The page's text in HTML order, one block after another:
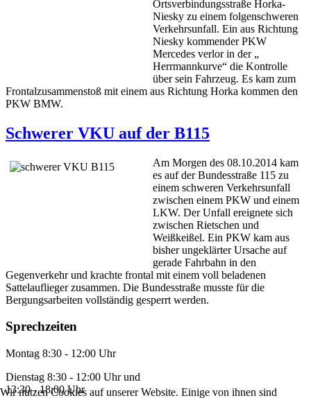
Ortsverbindungsstraße Horka-
Niesky zu einem folgenschweren
Verkehrsunfall. Ein aus Richtung
Niesky kommender PKW
Mercedes verlor in der „
Herrmannkurve“ die Kontrolle
über sein Fahrzeug. Es kam zum
Frontalzusammenstoß mit einem aus Richtung Horka kommen den
PKW BMW.
Schwerer VKU auf der B115
Am Morgen des 08.10.2014 kam
es auf der Bundesstraße 115 zu
einem schweren Verkehrsunfall
zwischen einem PKW und einem
LKW. Der Unfall ereignete sich
zwischen Rietschen und
Weißkeißel. Ein PKW kam aus
bisher ungeklärter Ursache auf
gerade Fahrbahn in den
Gegenverkehr und krachte frontal mit einem voll beladenen
Sattelauflieger zusammen. Die Bundesstraße musste für die
Bergungsarbeiten vollständig gesperrt werden.
Sprechzeiten
Montag 8:30 - 12:00 Uhr
Dienstag 8:30 - 12:00 Uhr und
13:30 - 18:00 Uhr
Wir nutzen Cookies auf unserer Website. Einige von ihnen sind